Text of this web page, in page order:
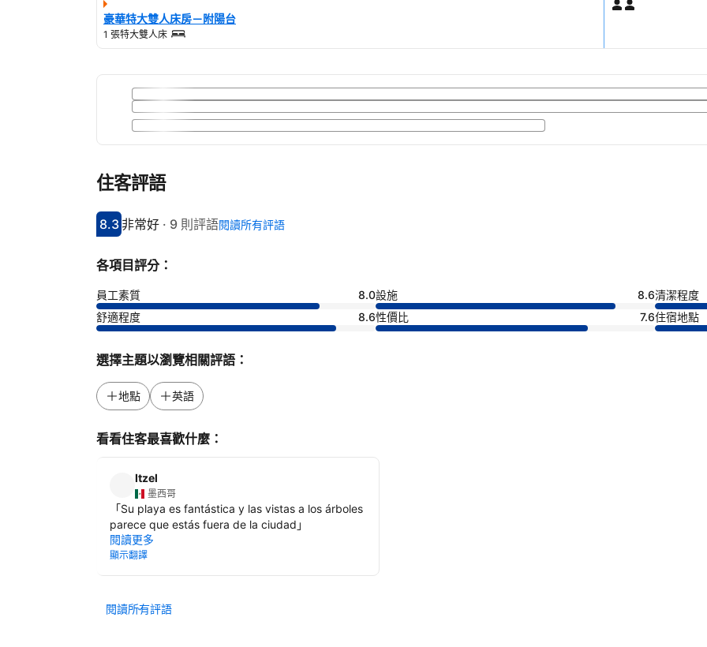
豪華特大雙人床房－附陽台
1 張特大雙人床
住客評語
分數8.3分
8.3
評比非常好
非常好 · 9 則評語閱讀所有評語
各項目評分：
員工素質 8.0設施 8.6清潔程度
舒適程度
8.6性價比 7.6住宿地點
選擇主題以瀏覽相關評語：
地點 英語
看看住客最喜歡什麼：
Itzel
墨西哥
「Su playa es fantástica y las vistas a los árboles
parece que estás fuera de la ciudad 」
閱讀更多
顯示翻譯
閱讀所有評語